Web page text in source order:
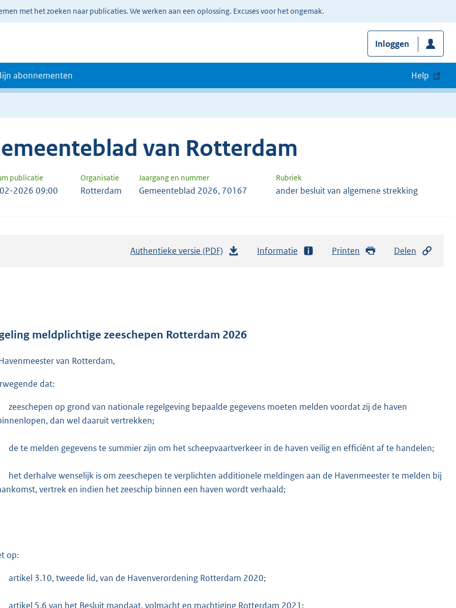
met het zoeken naar publicaties. We werken aan een oplossing. Excuses voor het ongemak.
Inloggen
abonnementen Help
van Rotterdam
publicatie Organisatie Jaargang en nummer Rubriek
2026 09:00 Rotterdam Gemeenteblad 2026, 70167 ander besluit van algemene strekking
Authentieke versie (PDF)
d
3
Informatie Printen Delen
meldplichtige zeeschepen Rotterdam 2026
van Rotterdam,
dat:
zeeschepen op grond van nationale regelgeving bepaalde gegevens moeten melden voordat zij de haven
dan wel daaruit vertrekken;
de te melden gegevens te summier zijn om het scheepvaartverkeer in de haven veilig en efficiënt af te handelen;
het derhalve wenselijk is om zeeschepen te verplichten additionele meldingen aan de Havenmeester te melden bij
vertrek en indien het zeeschip binnen een haven wordt verhaald;
op:
artikel 3.10, tweede lid, van de Havenverordening Rotterdam 2020;
artikel 5.6 van het Besluit mandaat, volmacht en machtiging Rotterdam 2021;